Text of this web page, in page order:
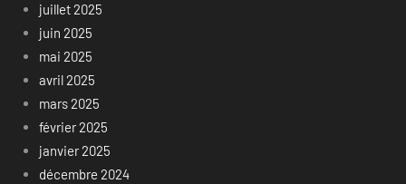
juillet 2025
juin 2025
mai 2025
avril 2025
mars 2025
février 2025
janvier 2025
décembre 2024